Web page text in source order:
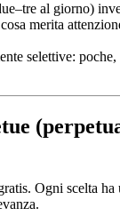
al giorno)
merita
selettive:
Ogni scelta ha